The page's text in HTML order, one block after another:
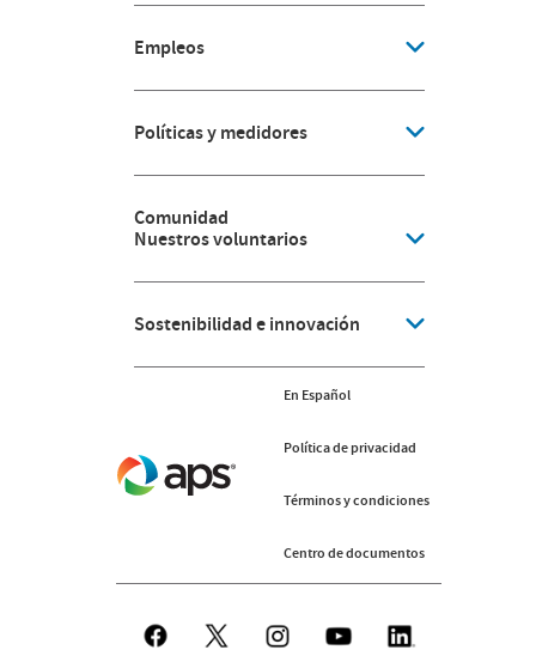
Empleos
Políticas y medidores
Comunidad
Nuestros voluntarios
Sostenibilidad e innovación
En Español
Política de privacidad
Términos y condiciones
Centro de documentos